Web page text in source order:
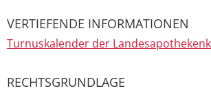
VERTIEFENDE INFORMATIONEN
Turnuskalender der
RECHTSGRUNDLAGE